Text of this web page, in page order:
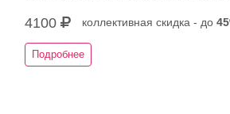
4100 коллективная скидка - до
Подробнее